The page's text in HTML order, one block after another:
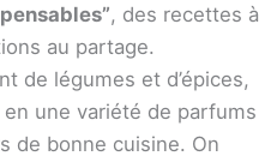
, des recettes à
au partage.
de légumes et d’épices,
une variété de parfums
de bonne cuisine. On